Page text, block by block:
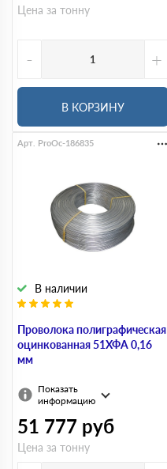
Цена за тонну
- +
В КОРЗИНУ
Проволока полиграфическая
оцинкованная 51ХФА 0,16
мм
В наличии
Арт. ProOc-186835
Показать
информацию
51 777 руб
Цена за тонну